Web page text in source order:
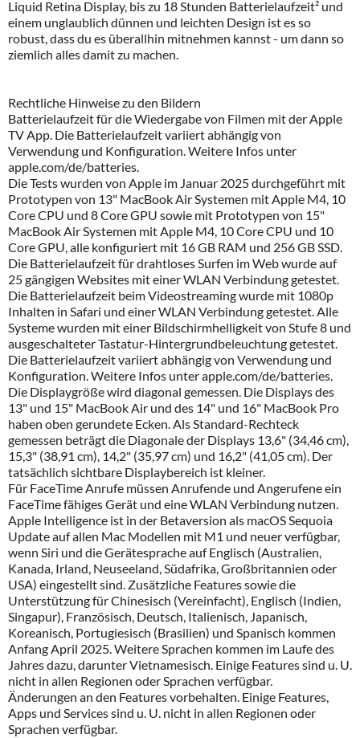
Liquid Retina Display, bis zu 18 Stunden Batterielaufzeit² und
einem unglaublich dünnen und leichten Design ist es so
robust, dass du es überallhin mitnehmen kannst - um dann so
ziemlich alles damit zu machen.
Rechtliche Hinweise zu den Bildern
Batterielaufzeit für die Wiedergabe von Filmen mit der Apple
TV App. Die Batterielaufzeit variiert abhängig von
Verwendung und Konfiguration. Weitere Infos unter
apple.com/de/batteries.
Die Tests wurden von Apple im Januar 2025 durchgeführt mit
Prototypen von 13" MacBook Air Systemen mit Apple M4, 10
Core CPU und 8 Core GPU sowie mit Prototypen von 15"
MacBook Air Systemen mit Apple M4, 10 Core CPU und 10
Core GPU, alle konfiguriert mit 16 GB RAM und 256 GB SSD.
Die Batterielaufzeit für drahtloses Surfen im Web wurde auf
25 gängigen Websites mit einer WLAN Verbindung getestet.
Die Batterielaufzeit beim Videostreaming wurde mit 1080p
Inhalten in Safari und einer WLAN Verbindung getestet. Alle
Systeme wurden mit einer Bildschirmhelligkeit von Stufe 8 und
ausgeschalteter Tastatur-Hintergrundbeleuchtung getestet.
Die Batterielaufzeit variiert abhängig von Verwendung und
Konfiguration. Weitere Infos unter apple.com/de/batteries.
Die Displaygröße wird diagonal gemessen. Die Displays des
13" und 15" MacBook Air und des 14" und 16" MacBook Pro
haben oben gerundete Ecken. Als Standard-Rechteck
gemessen beträgt die Diagonale der Displays 13,6" (34,46 cm),
15,3" (38,91 cm), 14,2" (35,97 cm) und 16,2" (41,05 cm). Der
tatsächlich sichtbare Displaybereich ist kleiner.
Für FaceTime Anrufe müssen Anrufende und Angerufene ein
FaceTime fähiges Gerät und eine WLAN Verbindung nutzen.
Apple Intelligence ist in der Betaversion als macOS Sequoia
Update auf allen Mac Modellen mit M1 und neuer verfügbar,
wenn Siri und die Gerätesprache auf Englisch (Australien,
Kanada, Irland, Neuseeland, Südafrika, Großbritannien oder
USA) eingestellt sind. Zusätzliche Features sowie die
Unterstützung für Chinesisch (Vereinfacht), Englisch (Indien,
Singapur), Französisch, Deutsch, Italienisch, Japanisch,
Koreanisch, Portugiesisch (Brasilien) und Spanisch kommen
Anfang April 2025. Weitere Sprachen kommen im Laufe des
Jahres dazu, darunter Vietnamesisch. Einige Features sind u. U.
nicht in allen Regionen oder Sprachen verfügbar.
Änderungen an den Features vorbehalten. Einige Features,
Apps und Services sind u. U. nicht in allen Regionen oder
Sprachen verfügbar.